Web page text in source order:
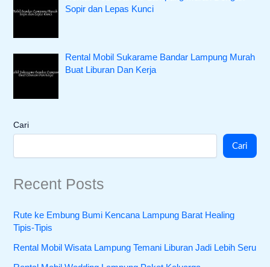
Sopir dan Lepas Kunci
Rental Mobil Sukarame Bandar Lampung Murah
Buat Liburan Dan Kerja
Cari
Cari
Recent Posts
Rute ke Embung Bumi Kencana Lampung Barat Healing
Tipis-Tipis
Rental Mobil Wisata Lampung Temani Liburan Jadi Lebih Seru